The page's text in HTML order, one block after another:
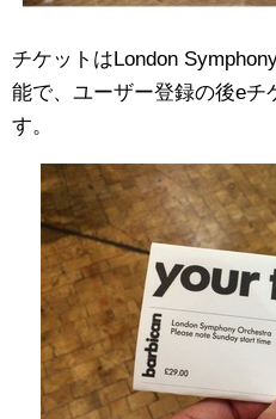
チケットはLondon
能で、ユーザー登録の後eチ
す。